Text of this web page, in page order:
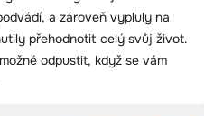
a zároveň vypluly na
přehodnotit celý svůj život.
odpustit, když se vám